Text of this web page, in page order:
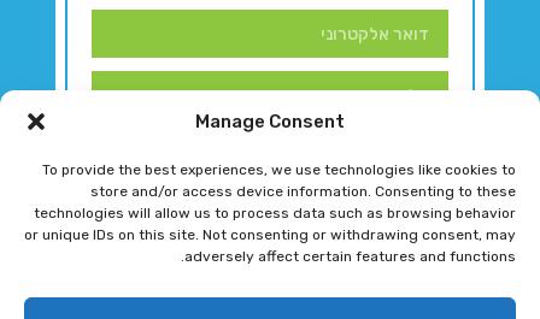
Manage Consent
To provide the best experiences, we use technologies like cookies to
store and/or access device information. Consenting to these
technologies will allow us to process data such as browsing behavior
or unique IDs on this site. Not consenting or withdrawing consent, may
adversely affect certain features and functions.